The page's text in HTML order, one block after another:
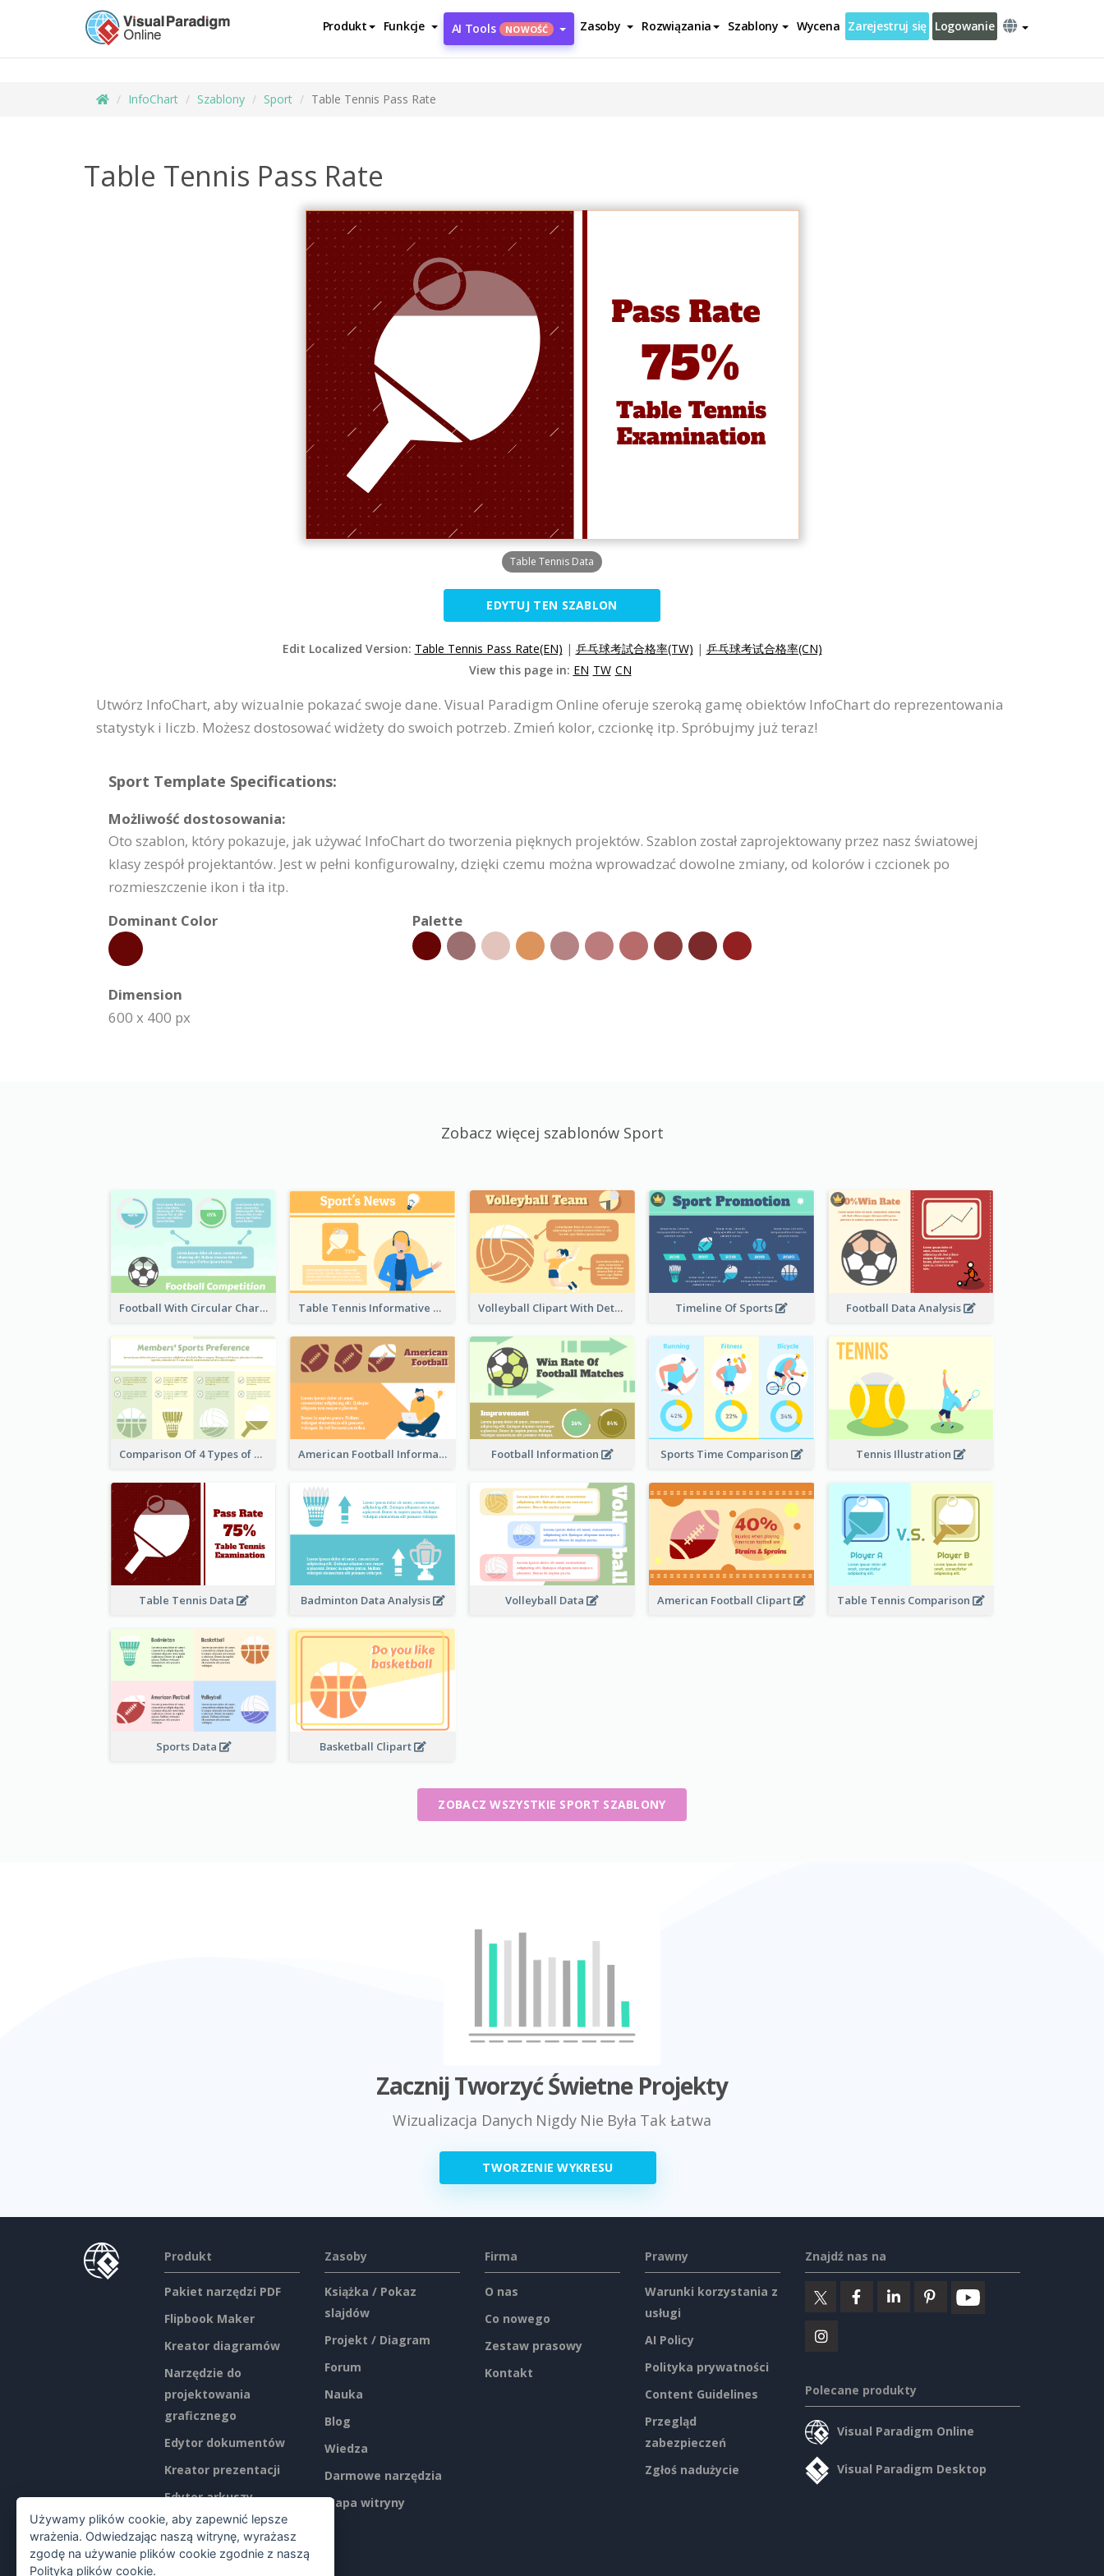
Produkt Funkcje AI Tools NOWOŚĆ Zasoby Rozwiązania Szablony Wycena Zarejestruj się Logowanie
InfoChart Szablony Sport Table Tennis Pass Rate
Table Tennis Pass Rate
Table Tennis Data
EDYTUJ TEN SZABLON
Edit Localized Version: Table Tennis Pass Rate(EN) | 乒乓球考試合格率(TW) | 乒乓球考试合格率(CN)
View this page in: EN TW CN
Utwórz InfoChart, aby wizualnie pokazać swoje dane. Visual Paradigm Online oferuje szeroką gamę obiektów InfoChart do reprezentowania
statystyk i liczb. Możesz dostosować widżety do swoich potrzeb. Zmień kolor, czcionkę itp. Spróbujmy już teraz!
Sport Template Specifications:
Możliwość dostosowania:
Oto szablon, który pokazuje, jak używać InfoChart do tworzenia pięknych projektów. Szablon został zaprojektowany przez nasz światowej
klasy zespół projektantów. Jest w pełni konfigurowalny, dzięki czemu można wprowadzać dowolne zmiany, od kolorów i czcionek po
rozmieszczenie ikon i tła itp.
Dominant Color
Palette
Dimension
600 x 400 px
Zobacz więcej szablonów Sport
Football With Circular Chart Table Tennis Informative Clipart Volleyball Clipart With Details Timeline Of Sports Football Data Analysis
Comparison Of 4 Types of Sports American Football Information Football Information Sports Time Comparison Tennis Illustration
Table Tennis Data Badminton Data Analysis Volleyball Data American Football Clipart Table Tennis Comparison
Sports Data Basketball Clipart
ZOBACZ WSZYSTKIE SPORT SZABLONY
Zacznij Tworzyć Świetne Projekty
Wizualizacja Danych Nigdy Nie Była Tak Łatwa
TWORZENIE WYKRESU
Produkt
Pakiet narzędzi PDF
Flipbook Maker
Kreator diagramów
Narzędzie do
projektowania
graficznego
Edytor dokumentów
Kreator prezentacji
Edytor arkuszy
kalkulacyjnych
Ceny
Zasoby
Książka / Pokaz
slajdów
Projekt / Diagram
Forum
Nauka
Blog
Wiedza
Darmowe narzędzia
Mapa witryny
Firma
O nas
Co nowego
Zestaw prasowy
Kontakt
Prawny
Warunki korzystania z
usługi
AI Policy
Polityka prywatności
Content Guidelines
Przegląd
zabezpieczeń
Zgłoś nadużycie
Znajdź nas na
Polecane produkty
Visual Paradigm Online
Visual Paradigm Desktop
Używamy plików cookie, aby zapewnić lepsze
wrażenia. Odwiedzając naszą witrynę, wyrażasz
zgodę na używanie plików cookie zgodnie z naszą
Polityką plików cookie.